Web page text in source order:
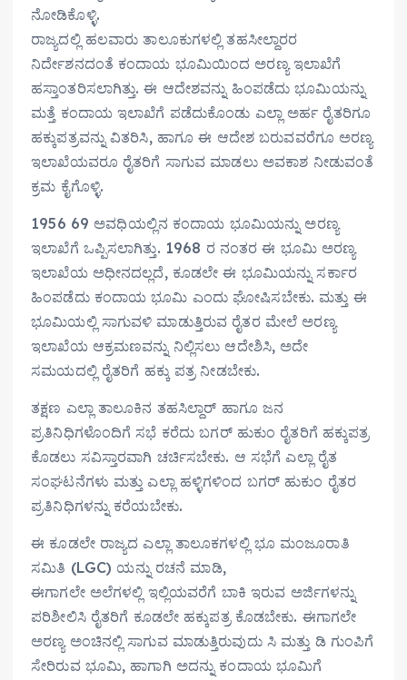
ನೋಡಿಕೊಳ್ಳಿ.
ರಾಜ್ಯದಲ್ಲಿ ಹಲವಾರು ತಾಲೂಕುಗಳಲ್ಲಿ ತಹಸೀಲ್ದಾರರ
ನಿರ್ದೇಶನದಂತೆ ಕಂದಾಯ ಭೂಮಿಯಿಂದ ಅರಣ್ಯ ಇಲಾಖೆಗೆ
ಹಸ್ತಾಂತರಿಸಲಾಗಿತ್ತು. ಈ ಆದೇಶವನ್ನು ಹಿಂಪಡೆದು ಭೂಮಿಯನ್ನು
ಮತ್ತೆ ಕಂದಾಯ ಇಲಾಖೆಗೆ ಪಡೆದುಕೊಂಡು ಎಲ್ಲಾ ಅರ್ಹ ರೈತರಿಗೂ
ಹಕ್ಕುಪತ್ರವನ್ನು ವಿತರಿಸಿ, ಹಾಗೂ ಈ ಆದೇಶ ಬರುವವರೆಗೂ ಅರಣ್ಯ
ಇಲಾಖೆಯವರೂ ರೈತರಿಗೆ ಸಾಗುವ ಮಾಡಲು ಅವಕಾಶ ನೀಡುವಂತೆ
ಕ್ರಮ ಕೈಗೊಳ್ಳಿ.
1956 69 ಅವಧಿಯಲ್ಲಿನ ಕಂದಾಯ ಭೂಮಿಯನ್ನು ಅರಣ್ಯ
ಇಲಾಖೆಗೆ ಒಪ್ಪಿಸಲಾಗಿತ್ತು. 1968 ರ ನಂತರ ಈ ಭೂಮಿ ಅರಣ್ಯ
ಇಲಾಖೆಯ ಅಧೀನದಲ್ಲದೆ, ಕೂಡಲೇ ಈ ಭೂಮಿಯನ್ನು ಸರ್ಕಾರ
ಹಿಂಪಡೆದು ಕಂದಾಯ ಭೂಮಿ ಎಂದು ಘೋಷಿಸಬೇಕು. ಮತ್ತು ಈ
ಭೂಮಿಯಲ್ಲಿ ಸಾಗುವಳಿ ಮಾಡುತ್ತಿರುವ ರೈತರ ಮೇಲೆ ಅರಣ್ಯ
ಇಲಾಖೆಯ ಆಕ್ರಮಣವನ್ನು ನಿಲ್ಲಿಸಲು ಆದೇಶಿಸಿ, ಅದೇ
ಸಮಯದಲ್ಲಿ ರೈತರಿಗೆ ಹಕ್ಕು ಪತ್ರ ನೀಡಬೇಕು.
ತಕ್ಷಣ ಎಲ್ಲಾ ತಾಲೂಕಿನ ತಹಸಿಲ್ದಾರ್ ಹಾಗೂ ಜನ
ಪ್ರತಿನಿಧಿಗಳೊಂದಿಗೆ ಸಭೆ ಕರೆದು ಬಗರ್ ಹುಕುಂ ರೈತರಿಗೆ ಹಕ್ಕುಪತ್ರ
ಕೊಡಲು ಸವಿಸ್ತಾರವಾಗಿ ಚರ್ಚಿಸಬೇಕು. ಆ ಸಭೆಗೆ ಎಲ್ಲಾ ರೈತ
ಸಂಘಟನೆಗಳು ಮತ್ತು ಎಲ್ಲಾ ಹಳ್ಳಿಗಳಿಂದ ಬಗರ್ ಹುಕುಂ ರೈತರ
ಪ್ರತಿನಿಧಿಗಳನ್ನು ಕರೆಯಬೇಕು.
ಈ ಕೂಡಲೇ ರಾಜ್ಯದ ಎಲ್ಲಾ ತಾಲೂಕಗಳಲ್ಲಿ ಭೂ ಮಂಜೂರಾತಿ
ಸಮಿತಿ (LGC) ಯನ್ನು ರಚನೆ ಮಾಡಿ,
ಈಗಾಗಲೇ ಅಲೆಗಳಲ್ಲಿ ಇಲ್ಲಿಯವರೆಗೆ ಬಾಕಿ ಇರುವ ಅರ್ಜಿಗಳನ್ನು
ಪರಿಶೀಲಿಸಿ ರೈತರಿಗೆ ಕೂಡಲೇ ಹಕ್ಕುಪತ್ರ ಕೊಡಬೇಕು. ಈಗಾಗಲೇ
ಅರಣ್ಯ ಅಂಚಿನಲ್ಲಿ ಸಾಗುವ ಮಾಡುತ್ತಿರುವುದು ಸಿ ಮತ್ತು ಡಿ ಗುಂಪಿಗೆ
ಸೇರಿರುವ ಭೂಮಿ, ಹಾಗಾಗಿ ಅದನ್ನು ಕಂದಾಯ ಭೂಮಿಗೆ